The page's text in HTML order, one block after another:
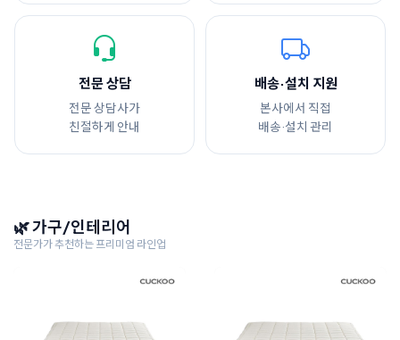
전문 상담
전문 상담사가
친절하게 안내
배송·설치 지원
본사에서 직접
배송·설치 관리
🌿 가구/인테리어
전문가가 추천하는 프리미엄 라인업